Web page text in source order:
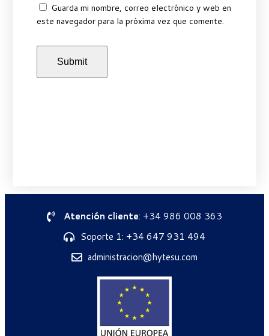
Guarda mi nombre, correo electrónico y web en
este navegador para la próxima vez que comente.
Atención cliente: +34 986 008 363
Soporte 1: +34 647 931 494
administracion@hytesu.com